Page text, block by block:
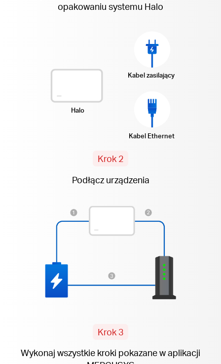
opakowaniu systemu Halo
Halo
Kabel zasilający
Kabel Ethernet
Krok 2
Podłącz urządzenia
Krok 3
Wykonaj wszystkie kroki pokazane w aplikacji